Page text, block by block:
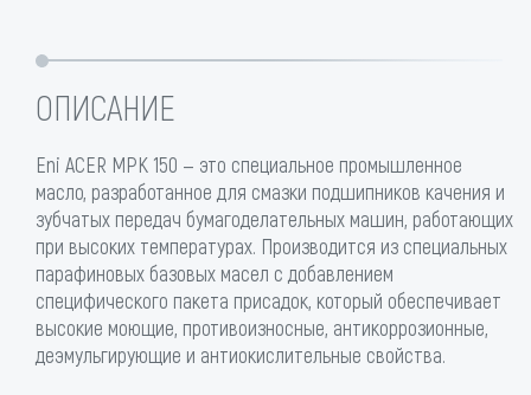
ОПИСАНИЕ
Eni ACER MPK 150 — это специальное промышленное
масло, разработанное для смазки подшипников качения и
зубчатых передач бумагоделательных машин, работающих
при высоких температурах. Производится из специальных
парафиновых базовых масел с добавлением
специфического пакета присадок, который обеспечивает
высокие моющие, противоизносные, антикоррозионные,
деэмульгирующие и антиокислительные свойства.